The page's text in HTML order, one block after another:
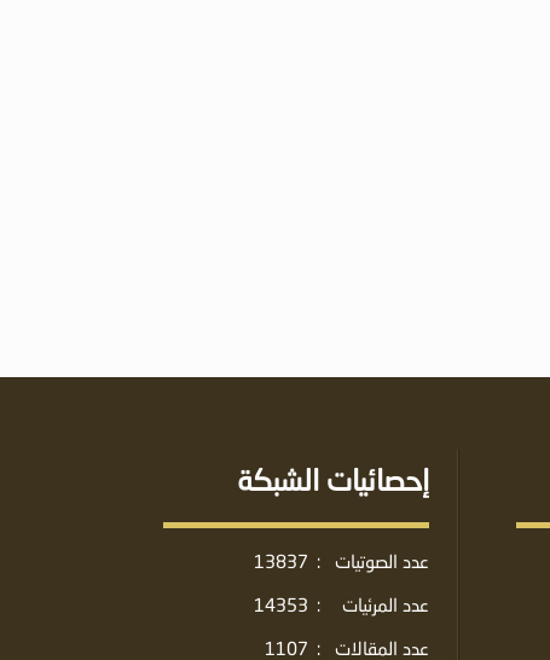
إحصائيات الشبكة
عدد الصوتيات :
13837
عدد المرئيات
:
14353
عدد المقالات
:
1107